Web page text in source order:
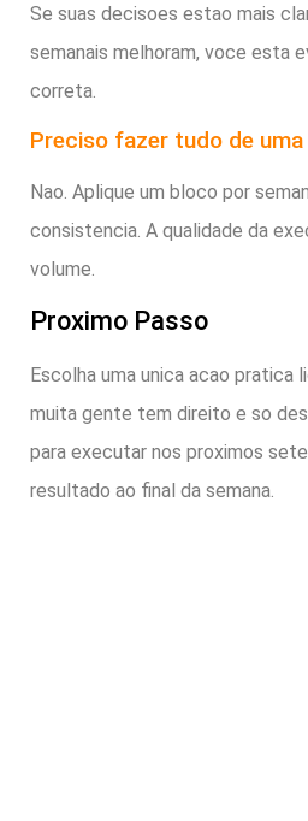
Se suas decisoes estao mais
semanais melhoram, voce esta
correta.
Preciso fazer tudo de uma
Nao. Aplique um bloco por
consistencia. A qualidade da
volume.
Proximo Passo
Escolha uma unica acao pratica
muita gente tem direito e so
para executar nos proximos
resultado ao final da semana.